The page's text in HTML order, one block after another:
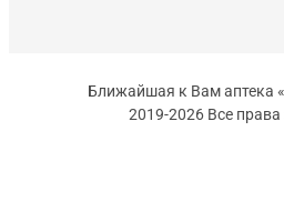
Ближайшая к Вам аптека
2019-2026 Все